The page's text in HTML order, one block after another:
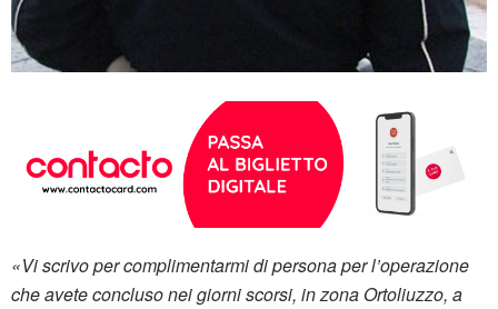
«Vi scrivo per complimentarmi di persona per l’operazione
che avete concluso nei giorni scorsi, in zona Ortoliuzzo, a